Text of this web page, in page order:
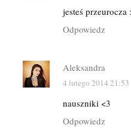
jesteś przeurocza
Odpowiedz
Aleksandra
4 lutego 2014 21:53
nauszniki <3
Odpowiedz